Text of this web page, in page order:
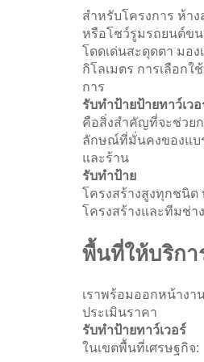
สำหรับโครงการ ห้า
หรือโชว์รูมรถยนต์ข
โดดเด่นสะดุดตา มอง
กิโลเมตร การเลือก
การ
รับทำป้ายป้ายทาว์เวอ
คือสิ่งสำคัญที่จะช่วย
ลักษณ์ที่มั่นคงของแบ
และร้าน
รับทำป้าย
โครงสร้างสูงทุกชนิ
โครงสร้างและทีมช่า
พื้นที่ให้บริก
เราพร้อมออกหน้างา
ประเมินราคา
รับทำป้ายทาว์เวอร์
ในเขตพื้นที่เศรษฐกิจ: